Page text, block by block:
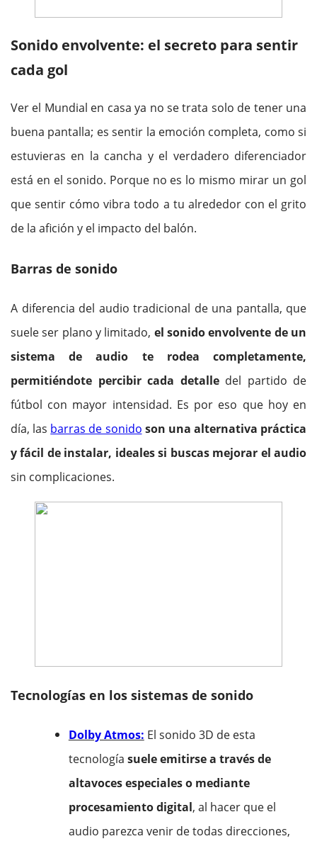
Sonido envolvente: el secreto para sentir
cada gol
Ver el Mundial en casa ya no se trata solo de tener una
buena pantalla; es sentir la emoción completa, como si
estuvieras en la cancha y el verdadero diferenciador
está en el sonido. Porque no es lo mismo mirar un gol
que sentir cómo vibra todo a tu alrededor con el grito
de la afición y el impacto del balón.
Barras de sonido
A diferencia del audio tradicional de una pantalla, que
suele ser plano y limitado, el sonido envolvente de un
sistema de audio te rodea completamente,
permitiéndote percibir cada detalledel partido de
fútbol con mayor intensidad. Es por eso que hoy en
día, las barras de sonido son una alternativa práctica
y fácil de instalar, ideales si buscas mejorar el audio
sin complicaciones.
Tecnologías en los sistemas de sonido
Dolby Atmos: El sonido 3D de esta
tecnología suele emitirse a través de
altavoces especiales o mediante
procesamiento digital, al hacer que el
audio parezca venir de todas direcciones,